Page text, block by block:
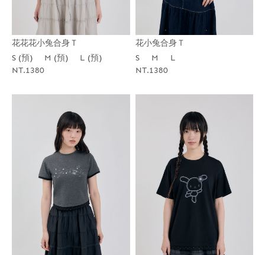
花花花小兔合身Ｔ
S (預)
M (預)
L (預)
NT.1380
花小兔合身Ｔ
S
M
L
NT.1380